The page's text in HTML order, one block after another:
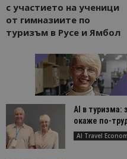
с участието на ученици
от гимназиите по
туризъм в Русе и Ямбол
AI в
окаже по-
AI Travel